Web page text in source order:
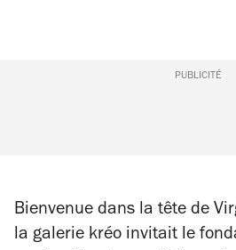
PUBLICITÉ
Bienvenue dans la tête de
la galerie kréo invitait le